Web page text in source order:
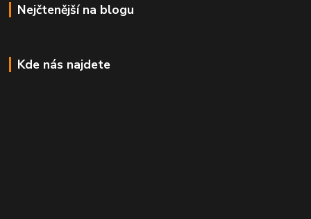
Nejčtenější na blogu
Kde nás najdete